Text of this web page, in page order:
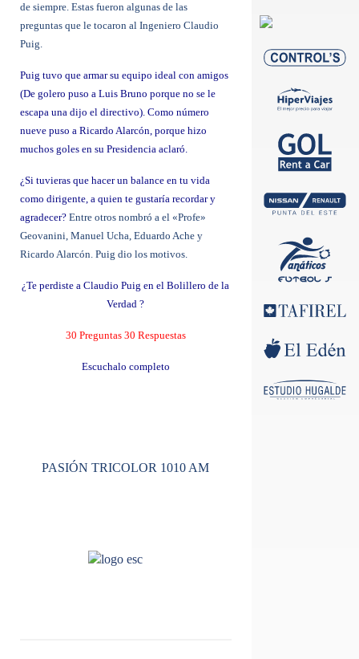
de siempre. Estas fueron algunas de las
preguntas que le tocaron al Ingeniero Claudio
Puig.
Puig tuvo que armar su equipo ideal con amigos
(De golero puso a Luis Bruno porque no se le
escapa una dijo el directivo). Como número
nueve puso a Ricardo Alarcón, porque hizo
muchos goles en su Presidencia aclaró.
¿Si tuvieras que hacer un balance en tu vida
como dirigente, a quien te gustaría recordar y
agradecer? Entre otros nombró a el «Profe»
Geovanini, Manuel Ucha, Eduardo Ache y
Ricardo Alarcón. Puig dio los motivos.
¿Te perdiste a Claudio Puig en el Bolillero de la
Verdad ?
30 Preguntas 30 Respuestas
Escuchalo completo
PASIÓN TRICOLOR 1010 AM